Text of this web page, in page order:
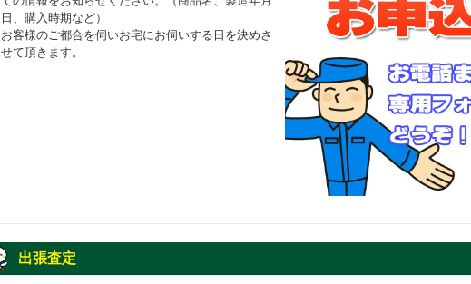
日、購入時期など）
お客様のご都合を伺いお宅にお伺いする日を決めさ
せて頂きます。
出張査定